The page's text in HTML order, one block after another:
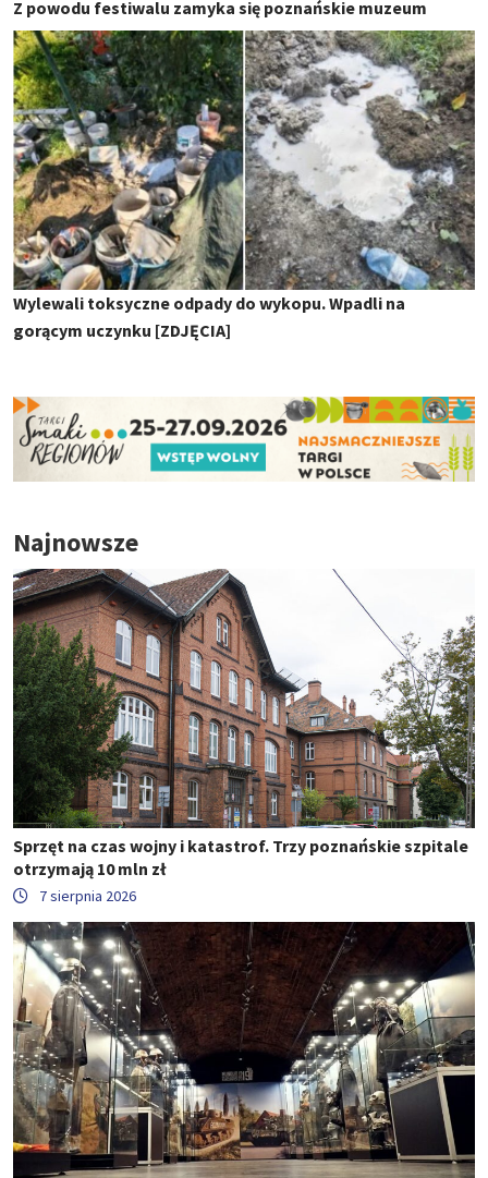
Z powodu festiwalu zamyka się poznańskie muzeum
Wylewali toksyczne odpady do wykopu. Wpadli na
gorącym uczynku [ZDJĘCIA]
Najnowsze
Sprzęt na czas wojny i katastrof. Trzy poznańskie szpitale
otrzymają 10 mln zł
7 sierpnia 2026